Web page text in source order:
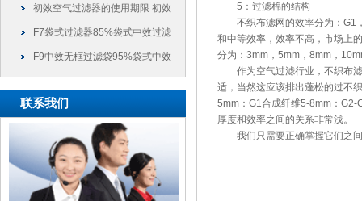
以干什么
初效空气过滤器的使用期限 初效
过滤器可以使用多久
F7袋式过滤器85%袋式中效过滤
袋
F9中效无框过滤袋95%袋式中效
过滤袋
联系我们
5：过滤棉的结构
不织布滤网的效率分为：G1，
和中等效率，效率不高，市场上
分为：3mm，5mm，8mm，
作为空气过滤行业，不织布滤
适，当然这应该排出蓬松的过不
5mm：G1合成纤维5-8mm：
厚度和效率之间的关系非常浅。
我们只需要正确掌握它们之间